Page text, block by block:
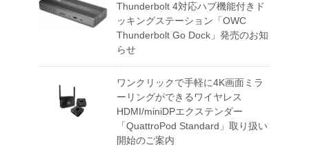
Thunderbolt 4対応ハブ機能付きド
ッキングステーション「OWC
Thunderbolt Go Dock」発売のお知
らせ
ワンクリックで手軽に4K画面ミラ
ーリングができるワイヤレス
HDMI/miniDPエクステンダー
「QuattroPod Standard」取り扱い
開始のご案内